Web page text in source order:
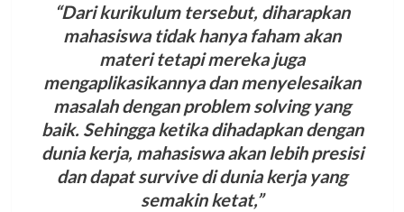
“Dari kurikulum tersebut, diharapkan
mahasiswa tidak hanya faham akan
materi tetapi mereka juga
mengaplikasikannya dan menyelesaikan
masalah dengan problem solving yang
baik. Sehingga ketika dihadapkan dengan
dunia kerja, mahasiswa akan lebih presisi
dan dapat survive di dunia kerja yang
semakin ketat,”